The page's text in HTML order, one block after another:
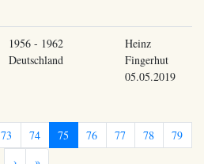
1956 - 1962
Deutschland
Heinz
Fingerhut
05.05.2019
73 74 75 76 77 78
79
›
»